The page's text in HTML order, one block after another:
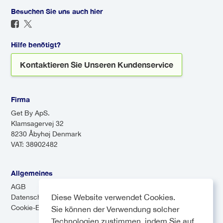
Diese Website verwendet Cookies.
Sie können der Verwendung solcher
Technologien zustimmen, indem Sie auf
Passagiere an verschiedenen
sein, aber aufgrund der
Zwischenstopps länger dauern.
Sicherheitsstandards in Schuss.
reisen, dass Ihr Fahrer erfahren
ist und Ihre Sicherheit an erster
Stelle steht.
Besuchen Sie uns auch hier
Hilfe benötigt?
Kontaktieren Sie Unseren Kundenservice
Firma
Get By ApS.
Klamsagervej 32
8230 Åbyhøj Denmark
VAT: 38902482
Allgemeines
AGB
Datenschutz-Bestimmungen
Cookie-Einstellungen